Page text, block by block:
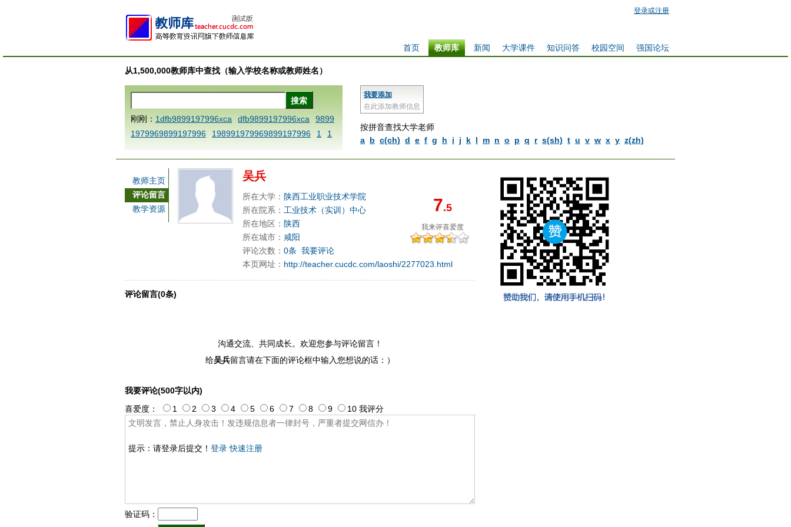
登录或注册
强国论坛
校园空间
知识问答
大学课件
新闻
教师库
首页
从1,500,000教师库中查找（输入学校名称或教师姓名）
我要添加
在此添加教师信息
按拼音查找大学老师
a b c(ch) d e f g h i j k l m n o p q r s(sh) t u v w x y z(zh)
刚刚： 1dfb9899197996xca dfb9899197996xca
9899
1979969899197996
198991979969899197996 1
1
AAABBBCCCdefine blablaenddefine dfbxyzendtemplat
a
1dfbmath key98991 methodmultiply operand97996x
ca
1dfbsetx9899197996xxca 1dfbthisxca
1dfbxca12
3
1dfbzzzzzzzzbbbccccdddeeexcareplacezo
1printdf
b 9899197996 xca
AAABBBCCCdefine blablaenddefin
e dfbxyzendtemplate dfbCCCBBBAAA
dfb9899197996
dfbmath key98991 methodmultiply o
dfbxca123
教师主页
评论留言
教学资源
吴兵
7.5
我来评喜爱度
所在大学： 陕西工业职业技术学院
所在院系： 工业技术（实训）中心
所在地区： 陕西
所在城市： 咸阳
评论次数： 0条 我要评论
本页网址： http://teacher.cucdc.com/laoshi/2277023.html
评论留言(0条)
沟通交流、共同成长。欢迎您参与评论留言！
给吴兵留言请在下面的评论框中输入您想说的话：）
我要评论(500字以内)
提示：请登录后提交！ 登录 快速注册
喜爱度： 1 2 3 4 5 6 7 8 9 10 我评分
验证码：